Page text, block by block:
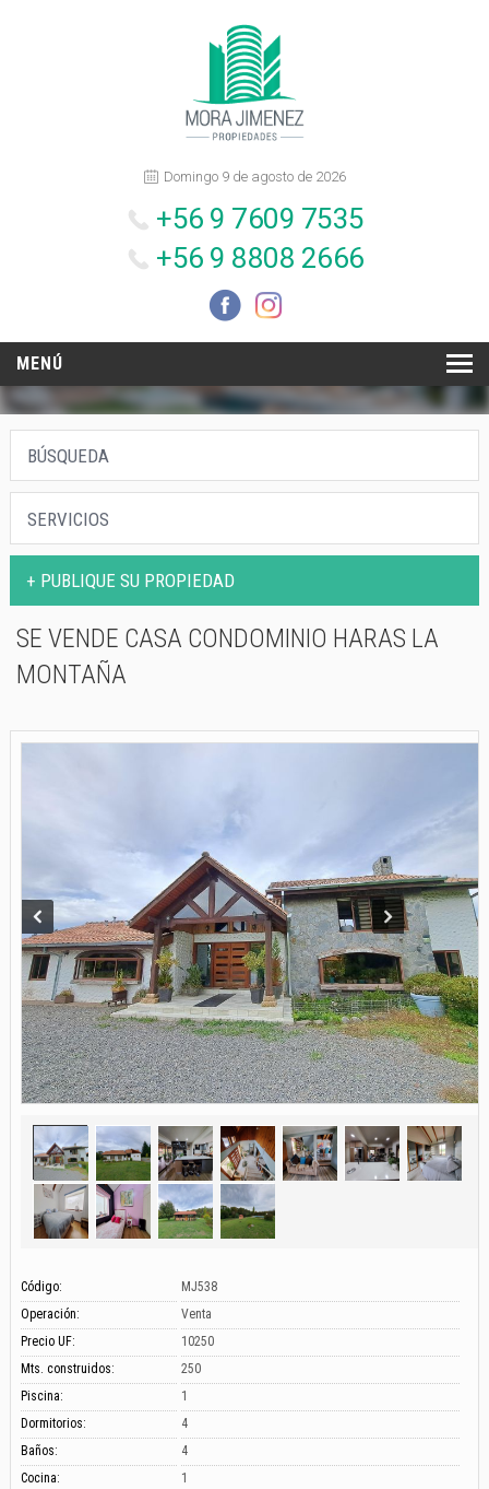
Domingo 9 de agosto de 2026
+56 9 7609 7535
+56 9 8808 2666
MENÚ
INICIO
NOSOTROS
SERVICIOS
BÚSQUEDA
SERVICIOS
+ PUBLIQUE SU PROPIEDAD
SE VENDE CASA CONDOMINIO HARAS LA
MONTAÑA
Prev Next
Código:
MJ538
Operación:
Venta
Precio UF:
10250
Mts. construidos:
250
Piscina:
1
Dormitorios:
4
Baños:
4
Cocina:
1